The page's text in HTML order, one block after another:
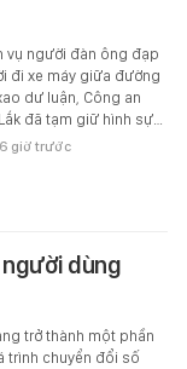
vụ người đàn ông đạp
đi xe máy giữa đường
dư luận, Công an
đã tạm giữ hình sự…
6 giờ trước
dùng
trở thành một phần
trình chuyển đổi số